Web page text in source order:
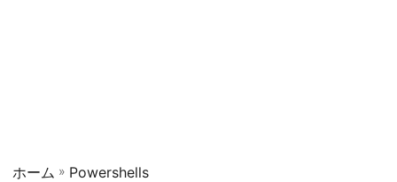
ホーム » Powershells